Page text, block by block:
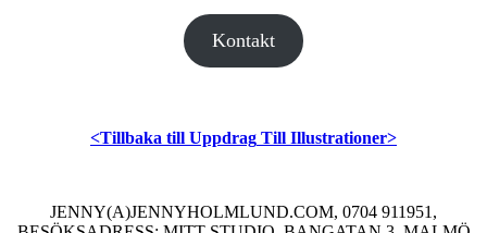
Kontakt
<Tillbaka till Uppdrag Till Illustrationer>
JENNY(A)JENNYHOLMLUND.COM, 0704 911951,